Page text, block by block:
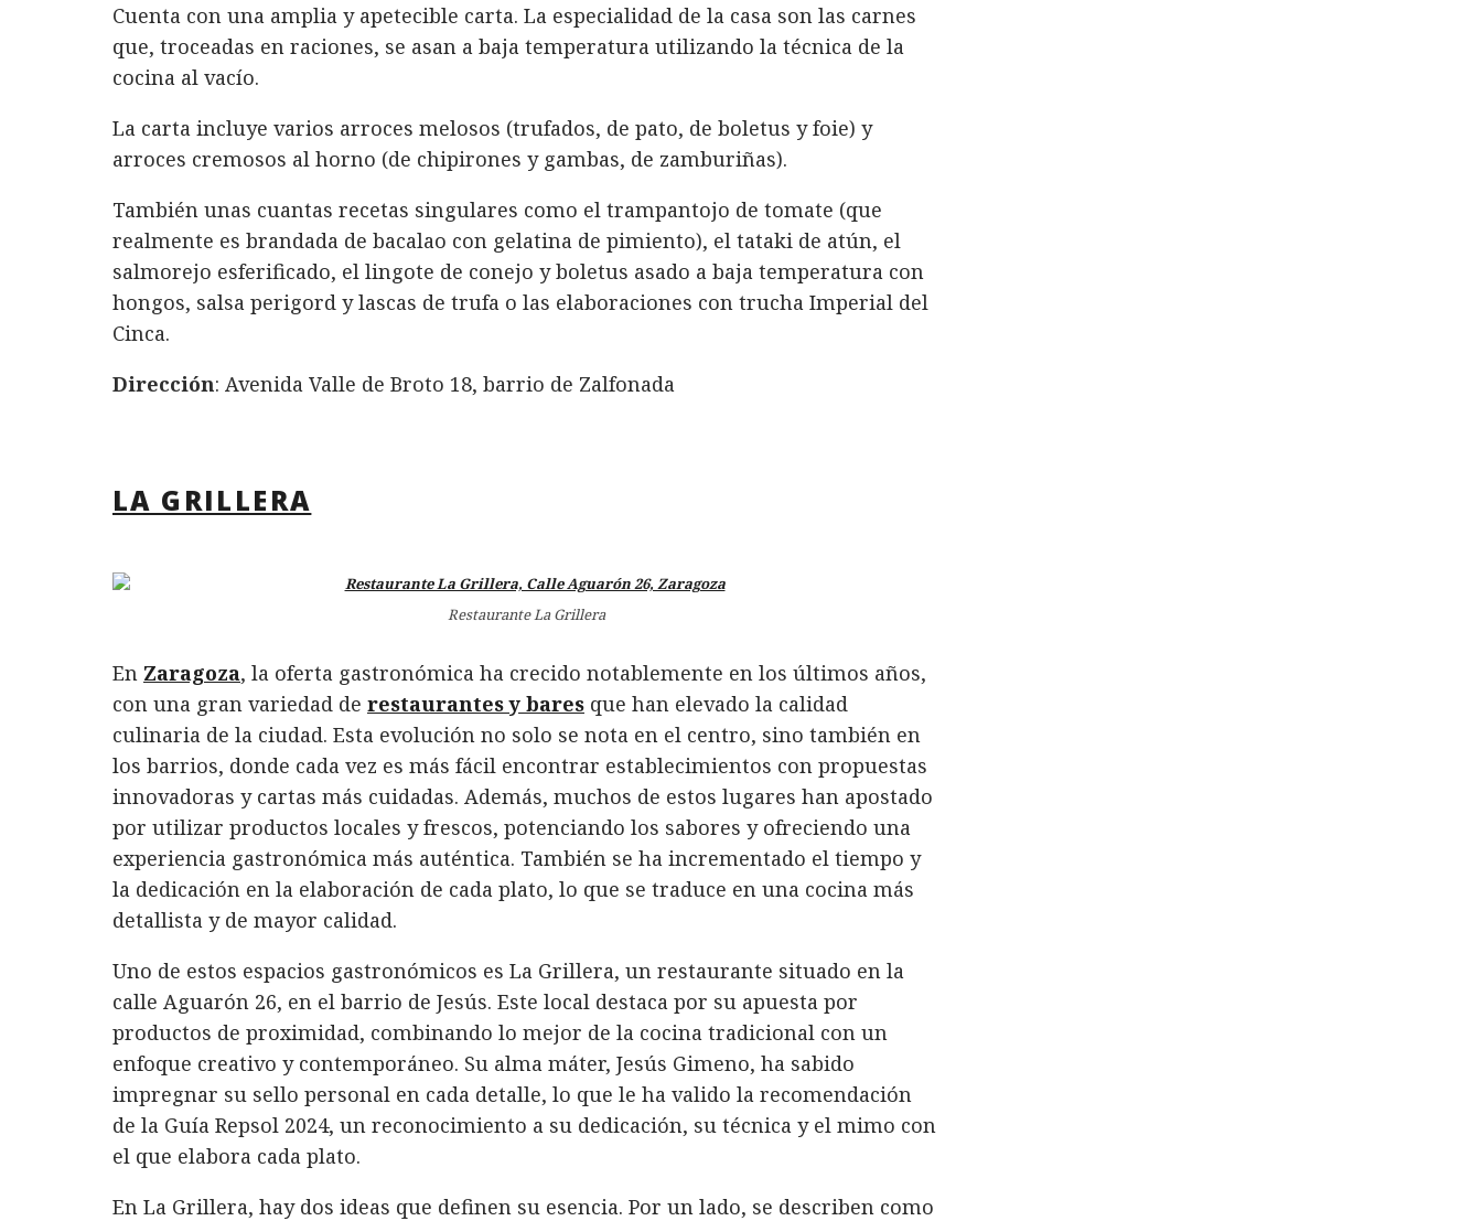
Cuenta con una amplia y apetecible carta. La especialidad de la casa son las carnes
que, troceadas en raciones, se asan a baja temperatura utilizando la técnica de la
cocina al vacío.
La carta incluye varios arroces melosos (trufados, de pato, de boletus y foie) y
arroces cremosos al horno (de chipirones y gambas, de zamburiñas).
También unas cuantas recetas singulares como el trampantojo de tomate (que
realmente es brandada de bacalao con gelatina de pimiento), el tataki de atún, el
salmorejo esferificado, el lingote de conejo y boletus asado a baja temperatura con
hongos, salsa perigord y lascas de trufa o las elaboraciones con trucha Imperial del
Cinca.
Dirección: Avenida Valle de Broto 18, barrio de Zalfonada
LA GRILLERA
Restaurante La Grillera
En Zaragoza, la oferta gastronómica ha crecido notablemente en los últimos años,
con una gran variedad de restaurantes y bares que han elevado la calidad
culinaria de la ciudad. Esta evolución no solo se nota en el centro, sino también en
los barrios, donde cada vez es más fácil encontrar establecimientos con propuestas
innovadoras y cartas más cuidadas. Además, muchos de estos lugares han apostado
por utilizar productos locales y frescos, potenciando los sabores y ofreciendo una
experiencia gastronómica más auténtica. También se ha incrementado el tiempo y
la dedicación en la elaboración de cada plato, lo que se traduce en una cocina más
detallista y de mayor calidad.
Uno de estos espacios gastronómicos es La Grillera, un restaurante situado en la
calle Aguarón 26, en el barrio de Jesús. Este local destaca por su apuesta por
productos de proximidad, combinando lo mejor de la cocina tradicional con un
enfoque creativo y contemporáneo. Su alma máter, Jesús Gimeno, ha sabido
impregnar su sello personal en cada detalle, lo que le ha valido la recomendación
de la Guía Repsol 2024, un reconocimiento a su dedicación, su técnica y el mimo con
el que elabora cada plato.
En La Grillera, hay dos ideas que definen su esencia. Por un lado, se describen como